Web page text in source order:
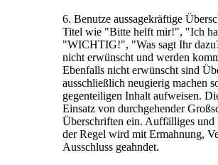
6. Benutze aussagekräftige
Titel wie "Bitte helft mir!", "Ich
"WICHTIG!", "Was sagt Ihr
nicht erwünscht und werden
Ebenfalls nicht erwünscht sind
ausschließlich neugierig machen
gegenteiligen Inhalt aufweisen.
Einsatz von durchgehender
Überschriften ein. Auffälliges und
der Regel wird mit Ermahnung,
Ausschluss geahndet.